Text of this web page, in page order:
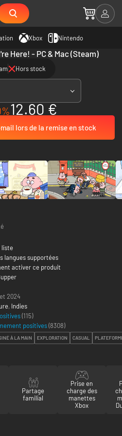
Xbox Nintendo
Here! - PC & Mac (Steam)
Hors stock
12.60 €
lors de la remise en stock
liste
langues supportées
activer ce produit
2024
, Indies
(115)
positives(8308)
À LA MAIN EXPLORATION CASUAL
Partage
familial
Prise en
charge des
manettes
Xbox